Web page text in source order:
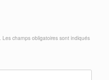
Les champs obligatoires sont indiqués